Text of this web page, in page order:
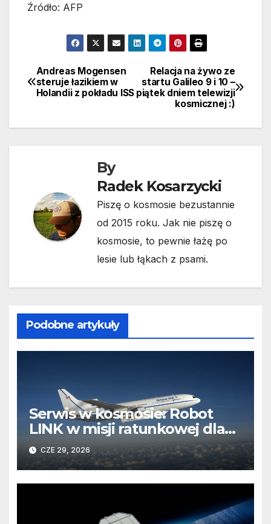
Źródło: AFP
Nawigacja
wpisu
Relacja na żywo ze
startu Galileo 9 i 10 –
piątek dniem telewizji
kosmicznej :)
Andreas Mogensen
steruje łazikiem w
Holandii z pokładu ISS
By
Radek Kosarzycki
Piszę o kosmosie bezustannie
od 2015 roku. Jak nie piszę o
kosmosie, to pewnie łażę po
lesie lub łąkach z psami.
Podobne artykuły
Serwis w kosmosie: Robot
LINK w misji ratunkowej dla
obserwatorium Swift
CZE 29, 2026